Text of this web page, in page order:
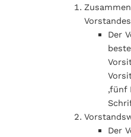
Vorstandes
Der
,fünf
Der